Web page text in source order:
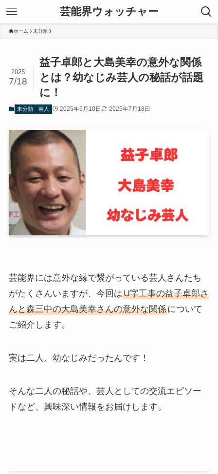
芸能界ウォッチャー
ホーム 未分類
益子卓郎と大島美幸の意外な関係
とは？幼なじみ芸人の秘話が話題
に！
2025
7/18
未分類 芸人 2025年6月10日 2025年7月18日
芸能界には意外な縁で繋がっている芸人さんたち
がたくさんいますが、今回はU字工事の益子卓郎さ
んと森三中の大島美幸さんの意外な関係について
ご紹介します。
実は二人、幼なじみだったんです！
そんな二人の秘話や、芸人としての交流エピソー
ドなど、興味深い情報をお届けします。